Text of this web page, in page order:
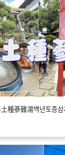
種蔘雞湯백년토종